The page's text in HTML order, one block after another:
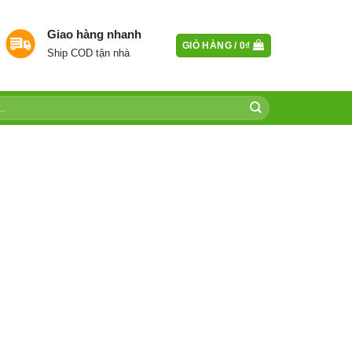
Giao hàng nhanh
Ship COD tận nhà
GIỎ HÀNG / 0₫